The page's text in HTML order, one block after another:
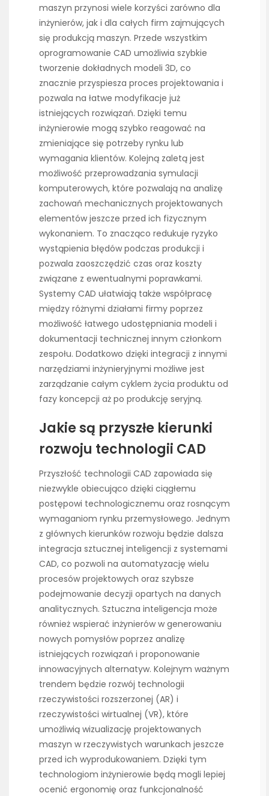
maszyn przynosi wiele korzyści zarówno dla
inżynierów, jak i dla całych firm zajmujących
się produkcją maszyn. Przede wszystkim
oprogramowanie CAD umożliwia szybkie
tworzenie dokładnych modeli 3D, co
znacznie przyspiesza proces projektowania i
pozwala na łatwe modyfikacje już
istniejących rozwiązań. Dzięki temu
inżynierowie mogą szybko reagować na
zmieniające się potrzeby rynku lub
wymagania klientów. Kolejną zaletą jest
możliwość przeprowadzania symulacji
komputerowych, które pozwalają na analizę
zachowań mechanicznych projektowanych
elementów jeszcze przed ich fizycznym
wykonaniem. To znacząco redukuje ryzyko
wystąpienia błędów podczas produkcji i
pozwala zaoszczędzić czas oraz koszty
związane z ewentualnymi poprawkami.
Systemy CAD ułatwiają także współpracę
między różnymi działami firmy poprzez
możliwość łatwego udostępniania modeli i
dokumentacji technicznej innym członkom
zespołu. Dodatkowo dzięki integracji z innymi
narzędziami inżynieryjnymi możliwe jest
zarządzanie całym cyklem życia produktu od
fazy koncepcji aż po produkcję seryjną.
Jakie są przyszłe kierunki
rozwoju technologii CAD
Przyszłość technologii CAD zapowiada się
niezwykle obiecująco dzięki ciągłemu
postępowi technologicznemu oraz rosnącym
wymaganiom rynku przemysłowego. Jednym
z głównych kierunków rozwoju będzie dalsza
integracja sztucznej inteligencji z systemami
CAD, co pozwoli na automatyzację wielu
procesów projektowych oraz szybsze
podejmowanie decyzji opartych na danych
analitycznych. Sztuczna inteligencja może
również wspierać inżynierów w generowaniu
nowych pomysłów poprzez analizę
istniejących rozwiązań i proponowanie
innowacyjnych alternatyw. Kolejnym ważnym
trendem będzie rozwój technologii
rzeczywistości rozszerzonej (AR) i
rzeczywistości wirtualnej (VR), które
umożliwią wizualizację projektowanych
maszyn w rzeczywistych warunkach jeszcze
przed ich wyprodukowaniem. Dzięki tym
technologiom inżynierowie będą mogli lepiej
ocenić ergonomię oraz funkcjonalność